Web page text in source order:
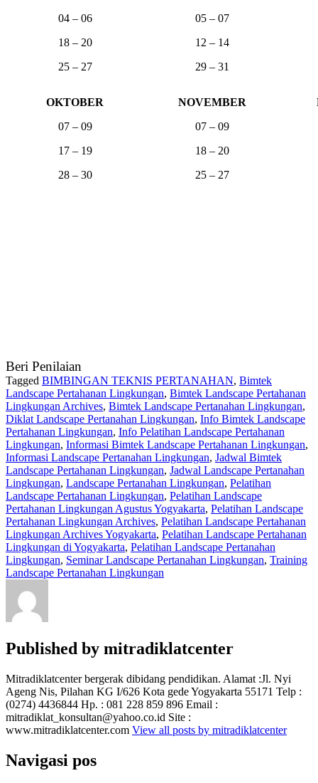
04 – 06
05 – 07
18 – 20
12 – 14
25 – 27
29 – 31
OKTOBER NOVEMBER
07 – 09
07 – 09
17 – 19
18 – 20
28 – 30
25 – 27
Beri Penilaian
Tagged BIMBINGAN TEKNIS PERTANAHAN, Bimtek
Landscape Pertahanan Lingkungan, Bimtek Landscape Pertahanan
Lingkungan Archives, Bimtek Landscape Pertanahan Lingkungan,
Diklat Landscape Pertanahan Lingkungan, Info Bimtek Landscape
Pertahanan Lingkungan, Info Pelatihan Landscape Pertahanan
Lingkungan, Informasi Bimtek Landscape Pertahanan Lingkungan,
Informasi Landscape Pertanahan Lingkungan, Jadwal Bimtek
Landscape Pertahanan Lingkungan, Jadwal Landscape Pertanahan
Lingkungan, Landscape Pertanahan Lingkungan, Pelatihan
Landscape Pertahanan Lingkungan, Pelatihan Landscape
Pertahanan Lingkungan Agustus Yogyakarta, Pelatihan Landscape
Pertahanan Lingkungan Archives, Pelatihan Landscape Pertahanan
Lingkungan Archives Yogyakarta, Pelatihan Landscape Pertahanan
Lingkungan di Yogyakarta, Pelatihan Landscape Pertanahan
Lingkungan, Seminar Landscape Pertanahan Lingkungan, Training
Landscape Pertanahan Lingkungan
Published by mitradiklatcenter
Mitradiklatcenter bergerak dibidang pendidikan. Alamat :Jl. Nyi
Ageng Nis, Pilahan KG I/626 Kota gede Yogyakarta 55171 Telp :
(0274) 4436844 Hp. : 081 228 859 896 Email :
mitradiklat_konsultan@yahoo.co.id Site :
www.mitradiklatcenter.com View all posts by mitradiklatcenter
Navigasi pos